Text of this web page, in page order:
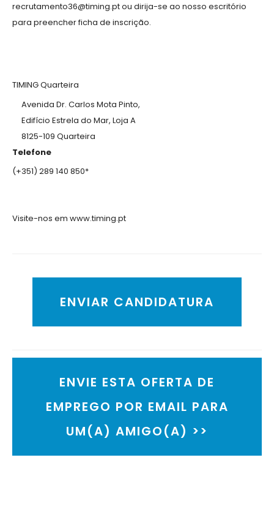
recrutamento36@timing.pt ou dirija-se ao nosso escritório
para preencher ficha de inscrição.
TIMING Quarteira
Avenida Dr. Carlos Mota Pinto,
Edifício Estrela do Mar, Loja A
8125-109 Quarteira
Telefone
(+351) 289 140 850*
Visite-nos em www.timing.pt
ENVIAR CANDIDATURA
ENVIE ESTA OFERTA DE
EMPREGO POR EMAIL PARA
UM(A) AMIGO(A) >>